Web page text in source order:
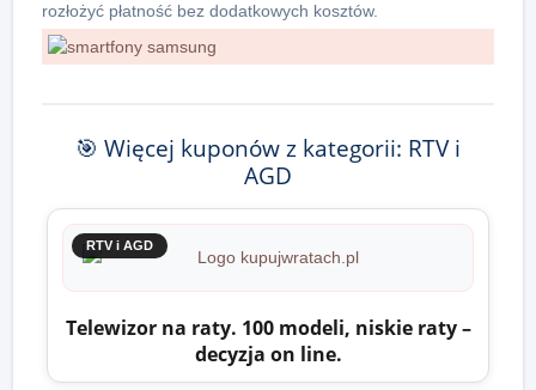
rozłożyć płatność bez dodatkowych kosztów.
🎯 Więcej kuponów z kategorii: RTV i
AGD
RTV i AGD
Telewizor na raty. 100 modeli, niskie raty –
decyzja on line.